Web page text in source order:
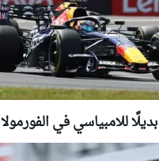
للامبياسي في الفورمولا 1